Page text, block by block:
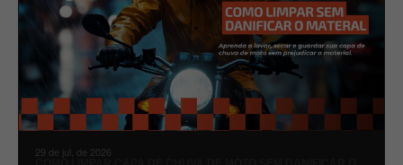
29 de jul. de 2026